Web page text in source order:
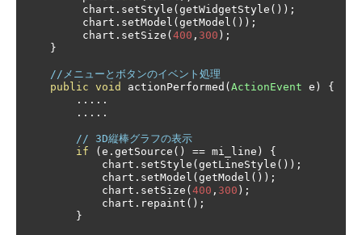
         chart
. setStyle ( getWidgetStyle ());
         chart
. setModel ( getModel ());
         chart
. setSize ( 400 , 300 );
}
//メニューとボタンのイベント処理
public void actionPerformed ( ActionEvent e )
{
.....
.....
// 3D縦棒グラフの表示
if
( e . getSource () == mi_line )
{
            chart
. setStyle ( getLineStyle ());
            chart
. setModel ( getModel ());
            chart
. setSize ( 400 , 300 );
            chart
. repaint ();
}